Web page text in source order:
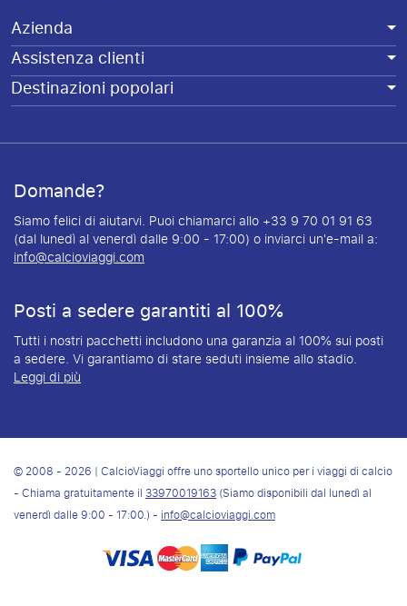
Azienda
Assistenza clienti
Destinazioni popolari
Domande?
Siamo felici di aiutarvi. Puoi chiamarci allo +33 9 70 01 91 63
(dal lunedì al venerdì dalle 9:00 - 17:00) o inviarci un'e-mail a:
info@calcioviaggi.com
Posti a sedere garantiti al 100%
Tutti i nostri pacchetti includono una garanzia al 100% sui posti
a sedere. Vi garantiamo di stare seduti insieme allo stadio.
Leggi di più
© 2008 - 2026 | CalcioViaggi offre uno sportello unico per i viaggi di calcio
- Chiama gratuitamente il33970019163(Siamo disponibili dal lunedì al
venerdì dalle 9:00 - 17:00.) -info@calcioviaggi.com